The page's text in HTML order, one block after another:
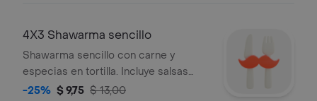
4X3 Shawarma sencillo
Shawarma sencillo con carne y
especias en tortilla. Incluye salsas
variadas. Promoción 4x3.
-25% $ 9,75 $ 13,00